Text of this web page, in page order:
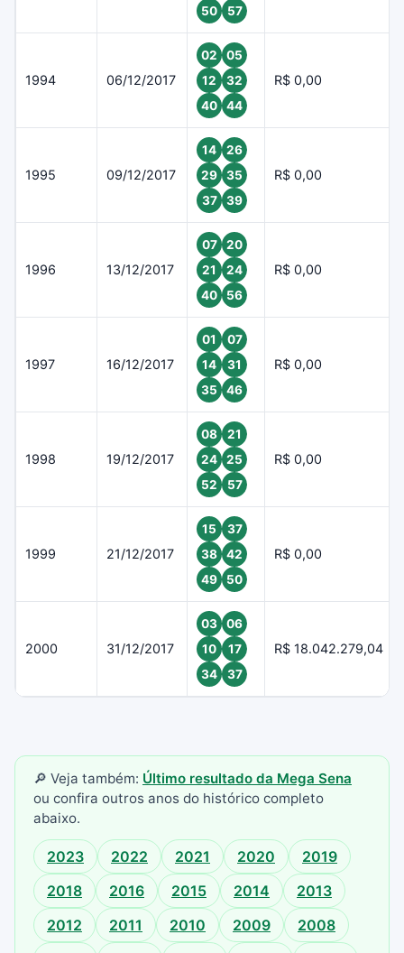
50
57
1994 06/12/2017
02
05
12
32
40
44
R$ 0,00
1995 09/12/2017
14
26
29
35
37
39
R$ 0,00
1996 13/12/2017
07
20
21
24
40
56
R$ 0,00
1997 16/12/2017
01
07
14
31
35
46
R$ 0,00
1998 19/12/2017
08
21
24
25
52
57
R$ 0,00
1999 21/12/2017
15
37
38
42
49
50
R$ 0,00
2000 31/12/2017
03
06
10
17
34
37
R$ 18.042.279,04
🔎 Veja também: Último resultado da Mega Sena
ou confira outros anos do histórico completo
abaixo.
2023 2022 2021 2020
2019
2018
2016 2015 2014
2013
2012
2011 2010 2009
2008